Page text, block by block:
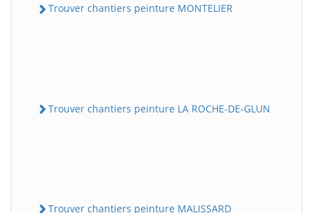
Trouver chantiers peinture MONTELIER
Trouver chantiers peinture LA ROCHE-DE-GLUN
Trouver chantiers peinture MALISSARD